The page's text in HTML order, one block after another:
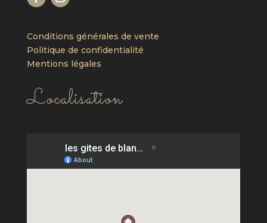
Conditions générales de vente
Politique de confidentialité
Mentions légales
Localisation